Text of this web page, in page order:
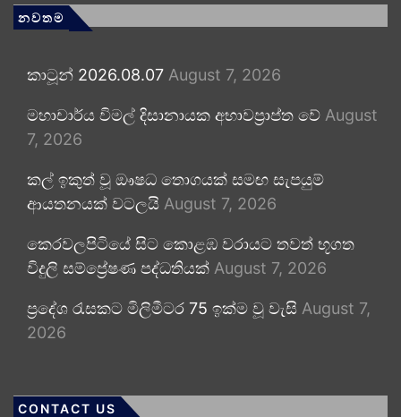
නවතම
කාටූන් 2026.08.07 August 7, 2026
මහාචාර්ය විමල් දිසානායක අභාවප්‍රාප්ත වේ August
7, 2026
කල් ඉකුත් වූ ඖෂධ තොගයක් සමඟ සැපයුම්
ආයතනයක් වටලයි August 7, 2026
කෙරවලපිටියේ සිට කොළඹ වරායට තවත් භූගත
විදුලි සම්ප්‍රේෂණ පද්ධතියක් August 7, 2026
ප්‍රදේශ රැසකට මිලිමීටර 75 ඉක්ම වූ වැසි August 7,
2026
CONTACT US